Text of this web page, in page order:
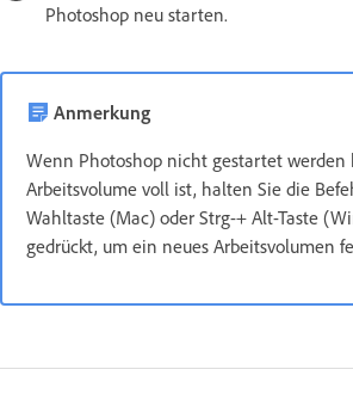
Photoshop neu starten.
Anmerkung
Wenn Photoshop nicht gestartet werden
Arbeitsvolume voll ist, halten Sie die
Wahltaste (Mac) oder Strg-+ Alt-Taste
gedrückt, um ein neues Arbeitsvolumen